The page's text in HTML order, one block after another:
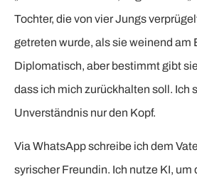
Tochter, die von vier Jungs
getreten wurde, als sie weinend am
Diplomatisch, aber bestimmt gibt
dass ich mich zurückhalten soll. Ich
Unverständnis nur den Kopf.
Via WhatsApp schreibe ich dem
syrischer Freundin. Ich nutze KI, um